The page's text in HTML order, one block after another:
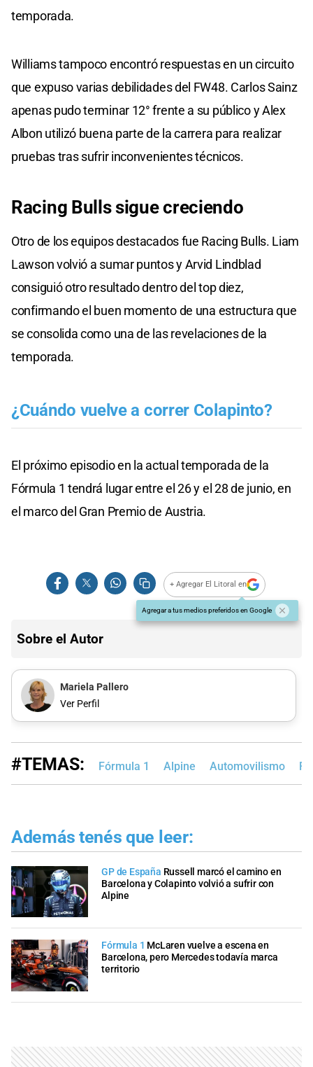
temporada.
Williams tampoco encontró respuestas en un circuito
que expuso varias debilidades del FW48. Carlos Sainz
apenas pudo terminar 12° frente a su público y Alex
Albon utilizó buena parte de la carrera para realizar
pruebas tras sufrir inconvenientes técnicos.
Racing Bulls sigue creciendo
Otro de los equipos destacados fue Racing Bulls. Liam
Lawson volvió a sumar puntos y Arvid Lindblad
consiguió otro resultado dentro del top diez,
confirmando el buen momento de una estructura que
se consolida como una de las revelaciones de la
temporada.
¿Cuándo vuelve a correr Colapinto?
El próximo episodio en la actual temporada de la
Fórmula 1 tendrá lugar entre el 26 y el 28 de junio, en
el marco del Gran Premio de Austria.
+ Agregar El Litoral en
Agregar a tus medios preferidos en Google
Sobre el Autor
Mariela Pallero
Ver Perfil
#TEMAS: Fórmula 1 Alpine Automovilismo
Además tenés que leer:
GP de España Russell marcó el camino en
Barcelona y Colapinto volvió a sufrir con
Alpine
Fórmula 1 McLaren vuelve a escena en
Barcelona, pero Mercedes todavía marca
territorio